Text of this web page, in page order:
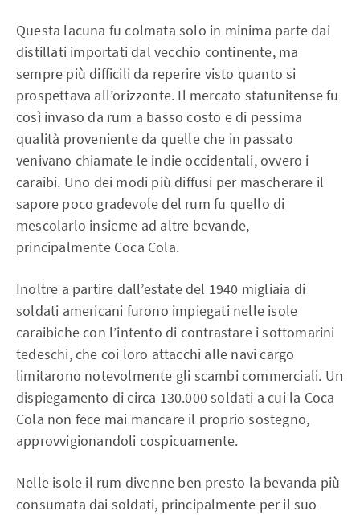
Questa lacuna fu colmata solo in minima parte dai
distillati importati dal vecchio continente, ma
sempre più difficili da reperire visto quanto si
prospettava all’orizzonte. Il mercato statunitense fu
così invaso da rum a basso costo e di pessima
qualità proveniente da quelle che in passato
venivano chiamate le indie occidentali, ovvero i
caraibi. Uno dei modi più diffusi per mascherare il
sapore poco gradevole del rum fu quello di
mescolarlo insieme ad altre bevande,
principalmente Coca Cola.
Inoltre a partire dall’estate del 1940 migliaia di
soldati americani furono impiegati nelle isole
caraibiche con l’intento di contrastare i sottomarini
tedeschi, che coi loro attacchi alle navi cargo
limitarono notevolmente gli scambi commerciali. Un
dispiegamento di circa 130.000 soldati a cui la Coca
Cola non fece mai mancare il proprio sostegno,
approvvigionandoli cospicuamente.
Nelle isole il rum divenne ben presto la bevanda più
consumata dai soldati, principalmente per il suo